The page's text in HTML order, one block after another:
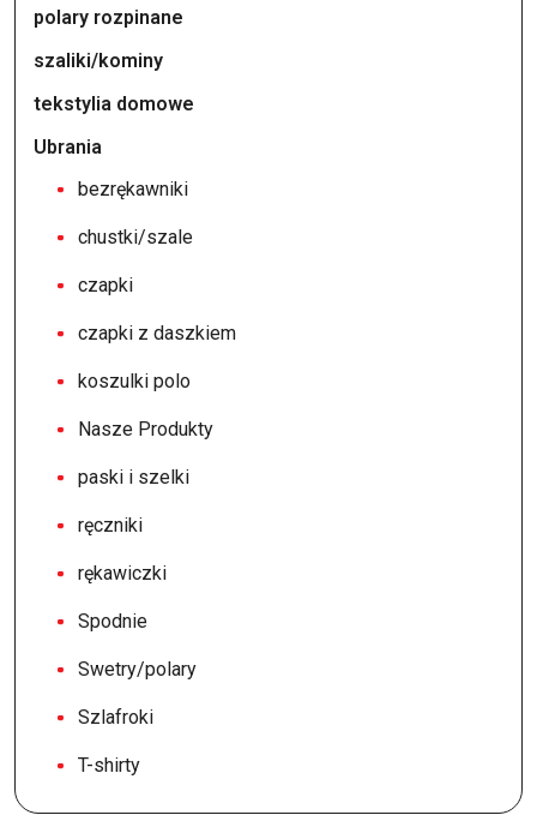
polary rozpinane
szaliki/kominy
tekstylia domowe
Ubrania
bezrękawniki
chustki/szale
czapki
czapki z daszkiem
koszulki polo
Nasze Produkty
paski i szelki
ręczniki
rękawiczki
Spodnie
Swetry/polary
Szlafroki
T-shirty